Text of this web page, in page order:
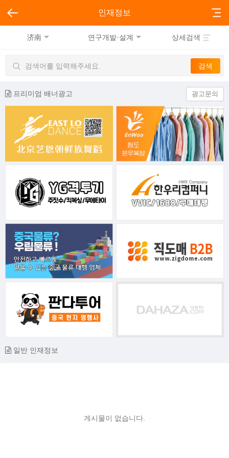
인재정보
济南 연구개발·설계 상세검색
프리미엄 배너광고 광고문의
일반 인재정보
게시물이 없습니다.